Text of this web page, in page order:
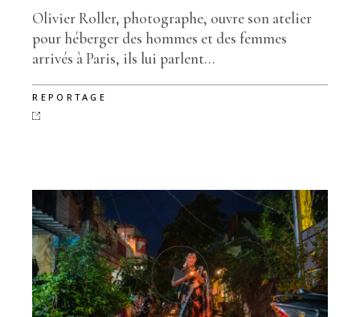
Olivier Roller, photographe, ouvre son atelier
pour héberger des hommes et des femmes
arrivés à Paris, ils lui parlent...
REPORTAGE